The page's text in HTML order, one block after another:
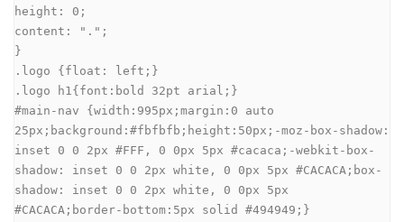
height: 0;
content: ".";
}
.logo {float: left;}
.logo h1{font:bold 32pt arial;}
#main-nav {width:995px;margin:0 auto
25px;background:#fbfbfb;height:50px;-moz-box-shadow:
inset 0 0 2px #FFF, 0 0px 5px #cacaca;-webkit-box-
shadow: inset 0 0 2px white, 0 0px 5px #CACACA;box-
shadow: inset 0 0 2px white, 0 0px 5px
#CACACA;border-bottom:5px solid #494949;}